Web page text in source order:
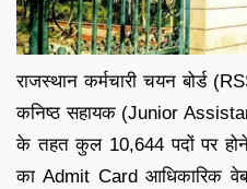
राजस्थान कर्मचारी चयन बोर्ड
कनिष्ठ सहायक (Junior
के तहत कुल 10,644 पदों पर होने
का Admit Card आधिकारिक